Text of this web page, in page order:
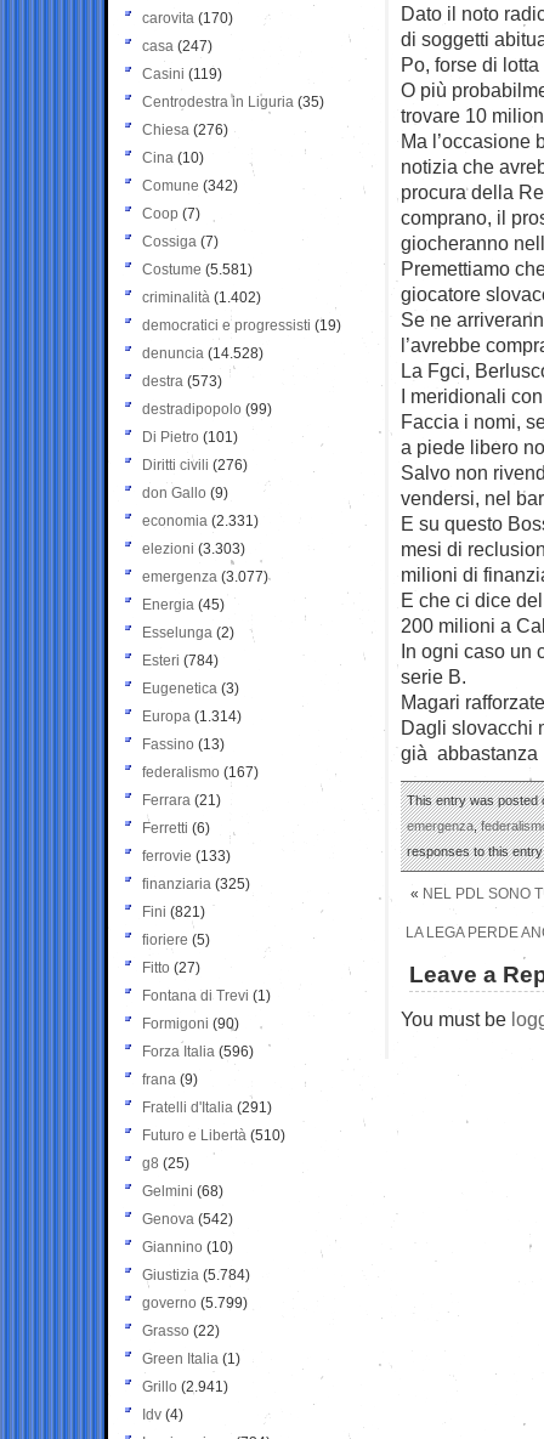
Dato il noto
di soggetti
Po, forse di
O più
trovare 10
Ma l’occasione
notizia che
procura della
comprano, il
giocheranno
Premettiamo
giocatore
Se ne
l’avrebbe
La Fgci,
I meridionali
Faccia i nomi,
a piede libero
Salvo non
vendersi, nel
E su questo
mesi di
milioni di
E che ci dice
200 milioni a
In ogni caso un
serie B.
Magari
Dagli slovacchi
già abbastanza
This entry was posted
emergenza,
responses to this
« NEL PDL SONO
LA LEGA PERDE
Leave a
You must be
carovita (170)
casa (247)
Casini (119)
Centrodestra in Liguria (35)
Chiesa (276)
Cina (10)
Comune (342)
Coop (7)
Cossiga (7)
Costume (5.581)
criminalità (1.402)
democratici e progressisti (19)
denuncia (14.528)
destra (573)
destradipopolo (99)
Di Pietro (101)
Diritti civili (276)
don Gallo (9)
economia (2.331)
elezioni (3.303)
emergenza (3.077)
Energia (45)
Esselunga (2)
Esteri (784)
Eugenetica (3)
Europa (1.314)
Fassino (13)
federalismo (167)
Ferrara (21)
Ferretti (6)
ferrovie (133)
finanziaria (325)
Fini (821)
fioriere (5)
Fitto (27)
Fontana di Trevi (1)
Formigoni (90)
Forza Italia (596)
frana (9)
Fratelli d'Italia (291)
Futuro e Libertà (510)
g8 (25)
Gelmini (68)
Genova (542)
Giannino (10)
Giustizia (5.784)
governo (5.799)
Grasso (22)
Green Italia (1)
Grillo (2.941)
Idv (4)